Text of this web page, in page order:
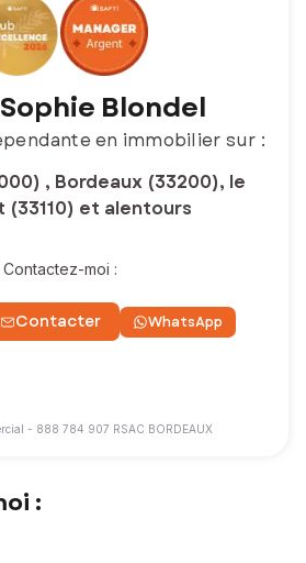
Blondel
en immobilier sur :
, Bordeaux (33200), le
(33110) et alentours
Contactez-moi :
Contacter WhatsApp
- 888 784 907 RSAC BORDEAUX
: